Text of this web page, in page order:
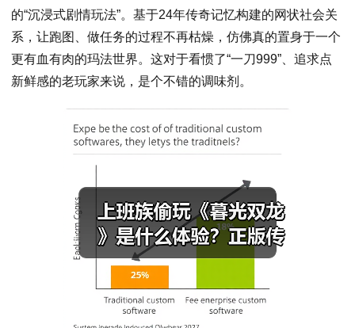
的“沉浸式剧情玩法”。基于24年传奇记忆构建的网状社会关
系，让跑图、做任务的过程不再枯燥，仿佛真的置身于一个
更有血有肉的玛法世界。这对于看惯了“一刀999”、追求点
新鲜感的老玩家来说，是个不错的调味剂。